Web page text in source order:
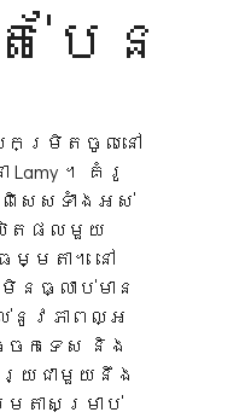
បែន
លកម្រិតចូលនៅ
។ គំរូ
សេសទាំងអស់
លិតផលមួយ
ម្មតា។ នៅ
ធ្លាប់មាន
នូវភាពល្អ
េកទេស និង
រ្យជាមួយនឹង
មតាសម្រាប់